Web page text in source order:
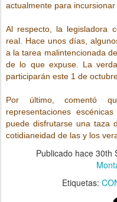
actualmente para
Al respecto, la legisladora
real. Hace unos días,
a la tarea malintencionada
de lo que expuse. La
participarán este 1 de
Por último, comentó
representaciones
puede disfrutarse una taza
cotidianeidad de las y los
Publicado hace 30th
Etiquetas: